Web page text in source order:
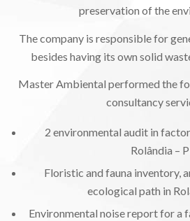
preservation of the
The company is responsible for
besides having its own solid
Master Ambiental performed the
consultancy
2 environmental audit in
Rolândia –
Floristic and fauna inventory,
ecological path in
Environmental noise report for a